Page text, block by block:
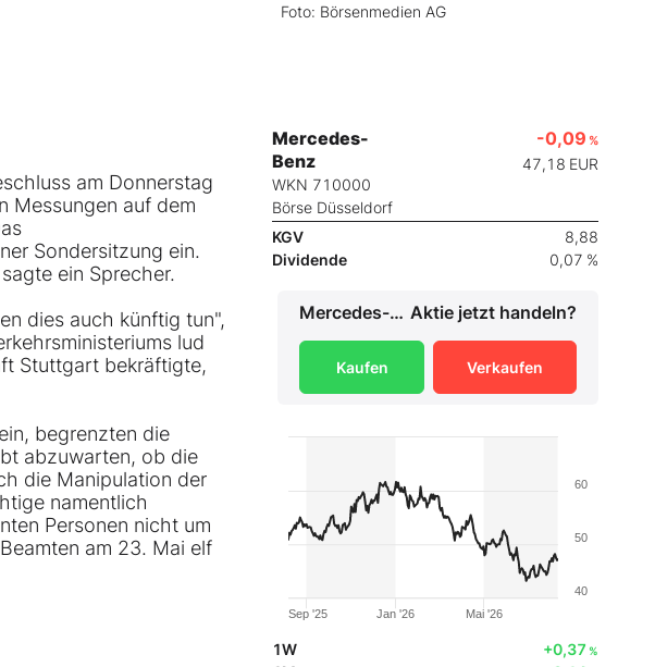
Foto: Börsenmedien AG
am Donnerstag
Messungen auf dem
Sondersitzung ein.
ein Sprecher.
dies auch künftig tun",
lud
Stuttgart bekräftigte,
begrenzten die
abzuwarten, ob die
die Manipulation der
namentlich
Personen nicht um
am 23. Mai elf
Mercedes-
Benz
WKN 710000
Börse Düsseldorf
-0,09 %
47,18 EUR
KGV
8,88
Dividende
0,07 %
Mercedes-Benz Aktie jetzt handeln?
Kaufen Verkaufen
Jan '26
Sep '25 Mai '26
40
50
60
1W +0,37 %